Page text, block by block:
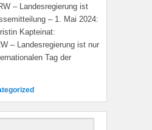
– Landesregierung ist
– 1. Mai 2024:
Kapteinat:
– Landesregierung ist nur
Tag der